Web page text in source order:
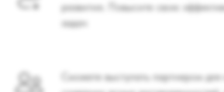
развития. Повысите свою
задач
Сможете выступать партнером